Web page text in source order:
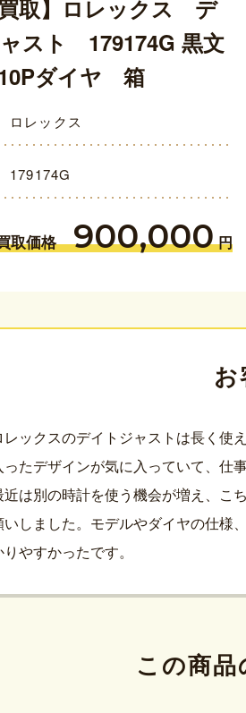
買取】ロレックス デ
スト 179174G 黒文
ダイヤ 箱
ロレックス
179174G
取価格 900,000 円
レックスのデイトジャストは長く使
ったデザインが気に入っていて、仕
近は別の時計を使う機会が増え、こ
いしました。モデルやダイヤの仕様
やすかったです。
この商